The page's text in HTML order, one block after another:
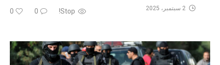
Stop!
0
0 2 سبتمبر، 2025